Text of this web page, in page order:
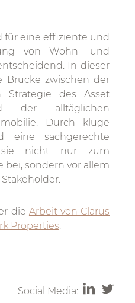
für eine effiziente und
von Wohn- und
In dieser
Brücke zwischen der
Strategie des Asset
der alltäglichen
Durch kluge
eine sachgerechte
sie nicht nur zum
bei, sondern vor allem
die Arbeit von Clarus
Properties.
Social Media: